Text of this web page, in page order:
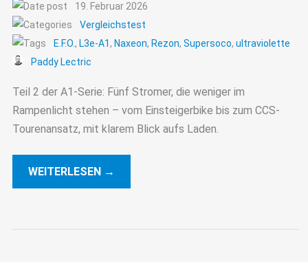
19. Februar 2026
Vergleichstest
E.F.O., L3e-A1, Naxeon, Rezon, Supersoco, ultraviolette
Paddy Lectric
Teil 2 der A1-Serie: Fünf Stromer, die weniger im
Rampenlicht stehen – vom Einsteigerbike bis zum CCS-
Tourenansatz, mit klarem Blick aufs Laden.
WEITERLESEN →